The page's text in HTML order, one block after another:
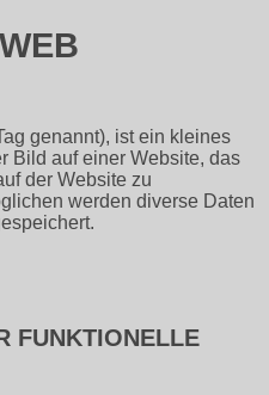
genannt), ist ein kleines
Bild auf einer Website, das
der Website zu
werden diverse Daten
FUNKTIONELLE